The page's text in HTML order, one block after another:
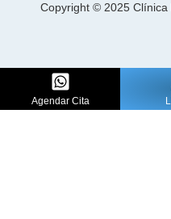
Copyright © 2025
Agendar Cita